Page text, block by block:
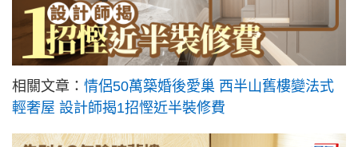
相關文章： 情侶50萬築婚後愛巢 西半山舊樓變法式
輕奢屋 設計師揭1招慳近半裝修費